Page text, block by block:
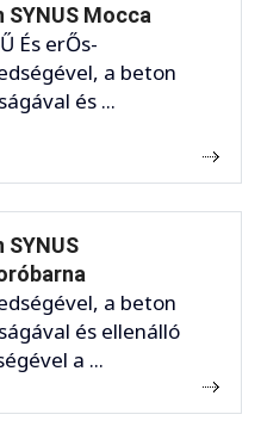
SYNUS Mocca
És erŐs-
a beton
és ...
SYNUS
a beton
és ellenálló
a ...